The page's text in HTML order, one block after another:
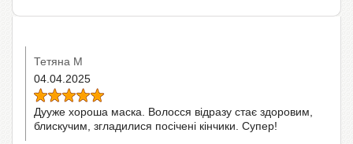
Тетяна М
04.04.2025
Дууже хороша маска. Волосся відразу стає здоровим,
блискучим, згладилися посічені кінчики. Супер!